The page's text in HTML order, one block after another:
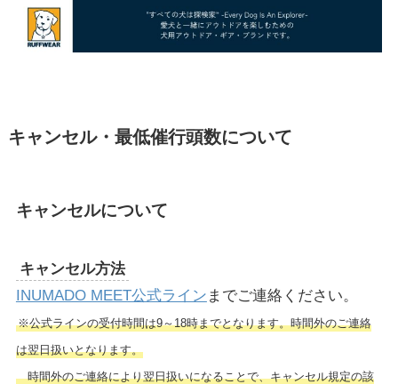
キャンセル・最低催行頭数について
キャンセルについて
キャンセル方法
INUMADO MEET公式ライン までご連絡ください。
※公式ラインの受付時間は9～18時までとなります。時間外のご連絡
は翌日扱いとなります。
時間外のご連絡により翌日扱いになることで、キャンセル規定の該